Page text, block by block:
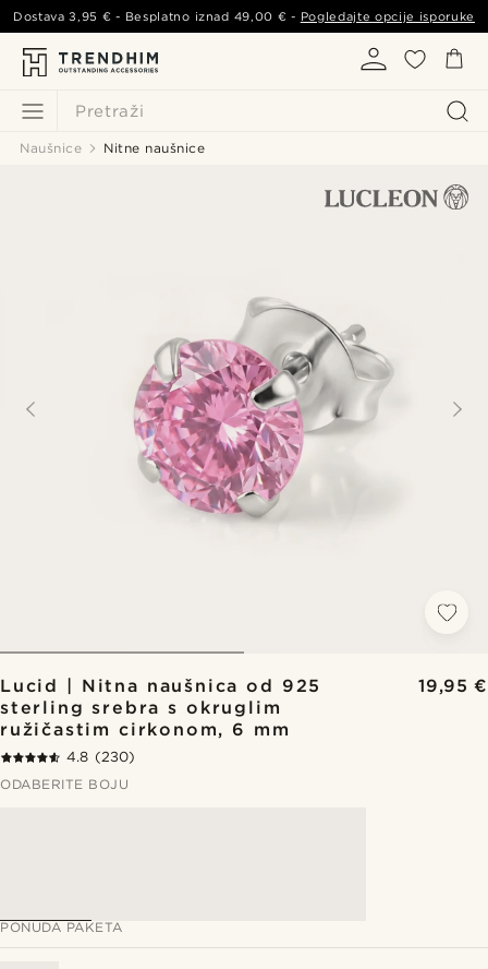
Pretraži
Dostava3,95 € - Besplatno iznad 49,00 € - Pogledajte opcije isporuke
Naušnice Nitne naušnice
Lucid | Nitna naušnica od 925
sterling srebra s okruglim
ružičastim cirkonom, 6 mm
19,95 €
4.8 (230)
ODABERITE BOJU
PONUDA PAKETA